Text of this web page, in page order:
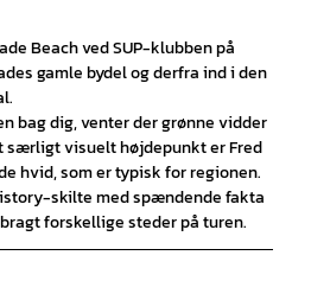
Beach ved SUP-klubben på
gamle bydel og derfra ind i den
bag dig, venter der grønne vidder
særligt visuelt højdepunkt er Fred
hvid, som er typisk for regionen.
skilte med spændende fakta
forskellige steder på turen.